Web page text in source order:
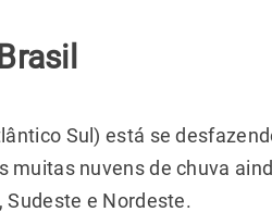
Sul) está se
muitas nuvens de chuva
Sudeste e Nordeste.